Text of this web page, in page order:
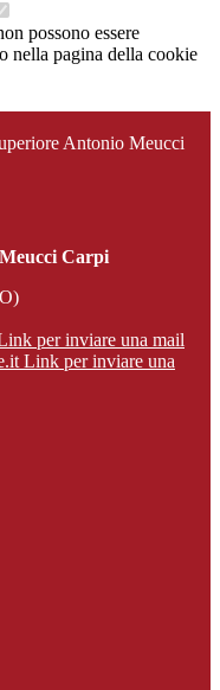
possono essere
nella pagina della cookie
Antonio Meucci
Carpi
per inviare una mail
Link per inviare una